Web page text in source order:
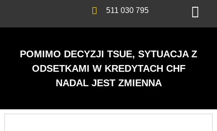
511 030 795
POMIMO DECYZJI TSUE, SYTUACJA Z
ODSETKAMI W KREDYTACH CHF
NADAL JEST ZMIENNA